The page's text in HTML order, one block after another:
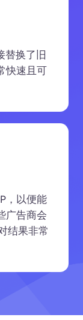
替换了旧
快速且可
，以便能
广告商会
结果非常